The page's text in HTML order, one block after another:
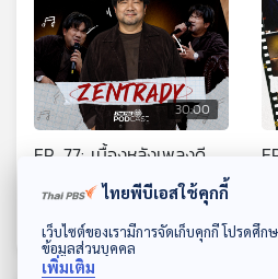
ดาวน์โหลด Thai PBS Podcast Application
30:00
EP. 77: เบื้องหลังเพลงดี
จาก ZENTRADY
นามปากกาที่ไม่เคยตกยุค
ไทยพีบีเอสใช้คุกกี้
เว็บไซต์ของเรามีการจัดเก็บคุกกี้ โปรดศึ
ข้อมูลส่วนบุคคล
เพิ่มเติม